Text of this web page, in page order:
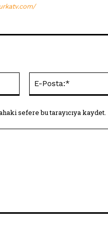
sefere bu tarayıcıya kaydet.